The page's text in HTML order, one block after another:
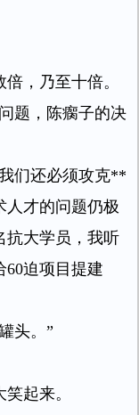
，乃至十倍。
题，陈瘸子的决
们还必须攻克**
才的问题仍极
抗大学员，我听
60迫项目提建
头。”
起来。